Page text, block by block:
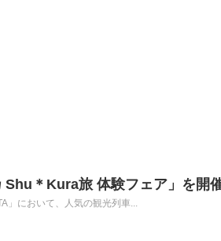
Shu＊Kura旅 体験フェア」を開
」において、人気の観光列車...